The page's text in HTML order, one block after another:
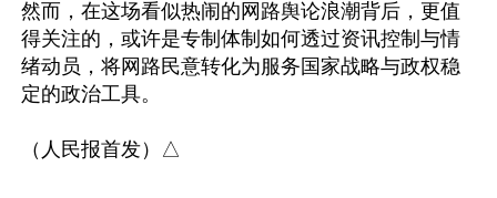
然而，在这场看似热闹的网路舆论浪潮背后，更值
得关注的，或许是专制体制如何透过资讯控制与情
绪动员，将网路民意转化为服务国家战略与政权稳
定的政治工具。